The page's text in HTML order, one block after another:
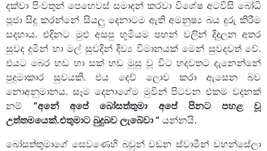
දක්වා පිංවතුන් පෙහෙවස් සමාදන් කරවා විශේෂ අටවිසි බෝධි
පූජා සිදු කරන්නේ සියලු දෙනාටම ඇති අමනුෂ්‍ය බය දුරු කිරීම
සදහාය. එදිනට මුළු අසපු භූමියම පහන් වලින් දිදුලන අතර
සුවද දුමින් හා මල් සුවදින් දිව්‍ය විමානයක් මෙන් සුවදවත් වේ.
එයට බෙර හඩ හා සක් හඩ මුසු වූ විට හදවතට දැනෙන්නේ
පුදුමාකාර සුවයකි. එය දෙව් ලොව කරා ඇසෙන බව
නොඅනුමානය. සෑම දෙනාගේම මුවින් පිටවන එකම වදනක්
නම්“අනේ අපේ බෝසත්තුමා අපේ පිනට පහළ වූ
උත්තමයෙක්.එතුමාට බුදුබව ලැබේවා ” යන්නයි.
බෝසත්තුමාගේ සෙවණෙහි බවුන් වඩන ස්වාමීන් වහන්සේලා